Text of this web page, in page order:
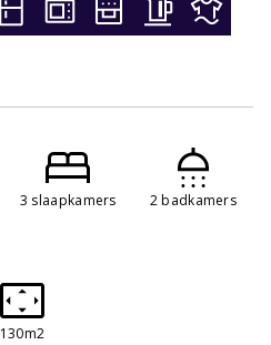
3 slaapkamers 2 badkamers
130m2